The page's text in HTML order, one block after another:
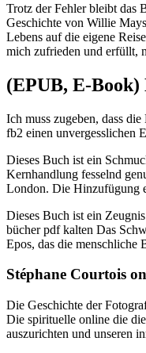
Trotz der Fehler bleibt das
Geschichte von Willie
Lebens auf die eigene
mich zufrieden und erfüllt,
(EPUB, E-Book)
Ich muss zugeben, dass
fb2 einen unvergesslichen
Dieses Buch ist ein
Kernhandlung fesselnd
London. Die Hinzufügung
Dieses Buch ist ein
bücher pdf kalten Das
Epos, das die menschliche
Stéphane Courtois
Die Geschichte der
Die spirituelle online die
auszurichten und unseren